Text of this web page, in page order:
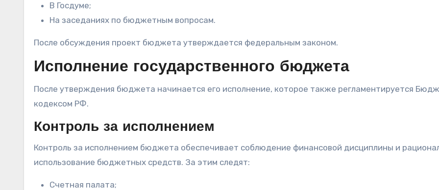
В Госдуме;
На заседаниях по бюджетным вопросам.
После обсуждения проект бюджета утверждается федеральным законом.
Исполнение государственного бюджета
После утверждения бюджета начинается его исполнение, которое также регламентируется
кодексом РФ.
Контроль за исполнением
Контроль за исполнением бюджета обеспечивает соблюдение финансовой дисциплины и
использование бюджетных средств. За этим следят:
Счетная палата;